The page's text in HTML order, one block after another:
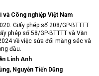
Công nghiệp Việt Nam
Giấy phép số 208/GP-BTTTT
phép số 58/GP-BTTTT và Văn
về việc sửa đổi măng séc và
đầu.
Linh Anh
Nguyễn Tiến Dũng